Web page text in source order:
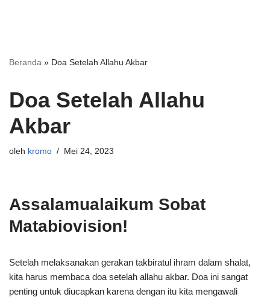
Beranda » Doa Setelah Allahu Akbar
Doa Setelah Allahu
Akbar
oleh kromo Mei 24, 2023
Assalamualaikum Sobat
Matabiovision!
Setelah melaksanakan gerakan takbiratul ihram dalam shalat,
kita harus membaca doa setelah allahu akbar. Doa ini sangat
penting untuk diucapkan karena dengan itu kita mengawali